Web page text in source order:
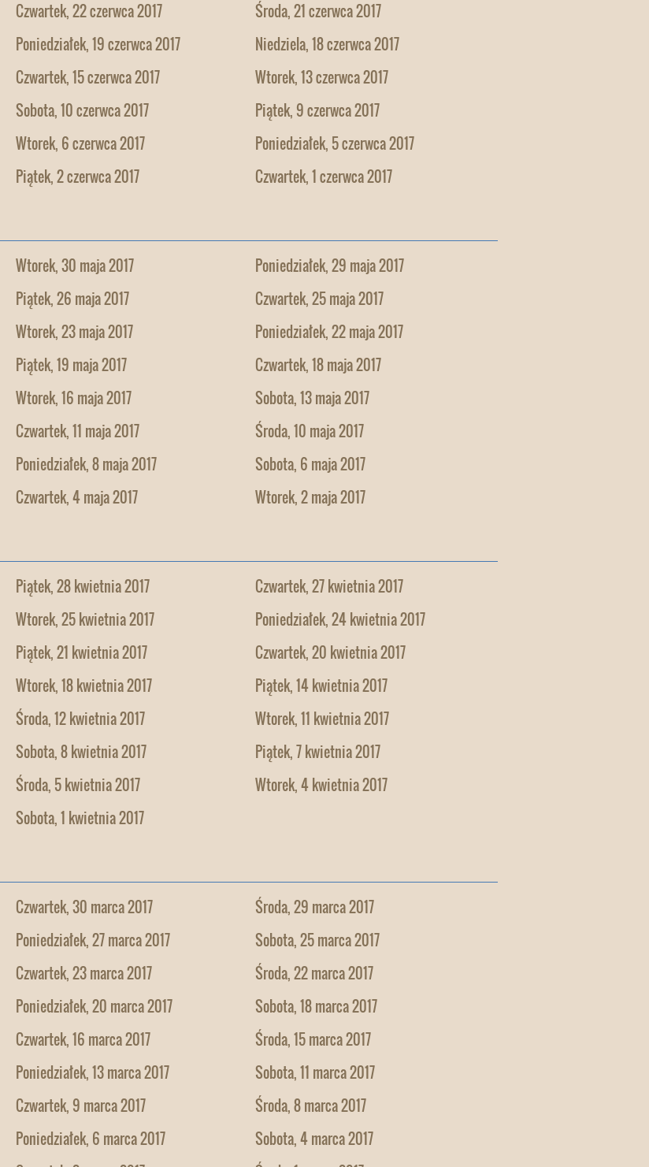
Czwartek, 22 czerwca 2017
Środa, 21 czerwca 2017
Poniedziałek, 19 czerwca 2017
Niedziela, 18 czerwca 2017
Czwartek, 15 czerwca 2017
Wtorek, 13 czerwca 2017
Sobota, 10 czerwca 2017
Piątek, 9 czerwca 2017
Wtorek, 6 czerwca 2017
Poniedziałek, 5 czerwca 2017
Piątek, 2 czerwca 2017 Czwartek, 1 czerwca 2017
Wtorek, 30 maja 2017
Poniedziałek, 29 maja 2017
Piątek, 26 maja 2017
Czwartek, 25 maja 2017
Wtorek, 23 maja 2017
Poniedziałek, 22 maja 2017
Piątek, 19 maja 2017
Czwartek, 18 maja 2017
Wtorek, 16 maja 2017
Sobota, 13 maja 2017
Czwartek, 11 maja 2017
Środa, 10 maja 2017
Poniedziałek, 8 maja 2017
Sobota, 6 maja 2017
Czwartek, 4 maja 2017 Wtorek, 2 maja 2017
Piątek, 28 kwietnia 2017
Czwartek, 27 kwietnia 2017
Wtorek, 25 kwietnia 2017
Poniedziałek, 24 kwietnia 2017
Piątek, 21 kwietnia 2017
Czwartek, 20 kwietnia 2017
Wtorek, 18 kwietnia 2017
Piątek, 14 kwietnia 2017
Środa, 12 kwietnia 2017
Wtorek, 11 kwietnia 2017
Sobota, 8 kwietnia 2017
Piątek, 7 kwietnia 2017
Środa, 5 kwietnia 2017
Wtorek, 4 kwietnia 2017
Sobota, 1 kwietnia 2017
Czwartek, 30 marca 2017
Środa, 29 marca 2017
Poniedziałek, 27 marca 2017
Sobota, 25 marca 2017
Czwartek, 23 marca 2017
Środa, 22 marca 2017
Poniedziałek, 20 marca 2017
Sobota, 18 marca 2017
Czwartek, 16 marca 2017
Środa, 15 marca 2017
Poniedziałek, 13 marca 2017
Sobota, 11 marca 2017
Czwartek, 9 marca 2017
Środa, 8 marca 2017
Poniedziałek, 6 marca 2017
Sobota, 4 marca 2017